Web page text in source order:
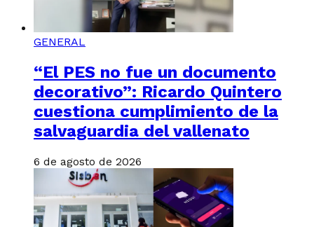
GENERAL
“El PES no fue un documento
decorativo”: Ricardo Quintero
cuestiona cumplimiento de la
salvaguardia del vallenato
6 de agosto de 2026